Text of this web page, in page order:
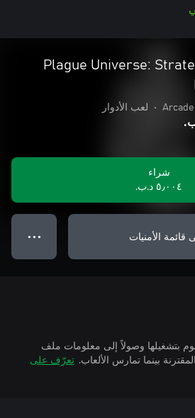
Plague Universe:
• لعب الأدوار
شراء
٥٫٠٠٤ د.ب.‏
قائمة الأمنيات ● ● ●
بتشغيلها وصولاً إلى معلومات ملف
تعرّف على